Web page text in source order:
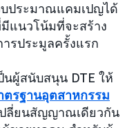
ประมาณแคมเปญได้
แนวโน้มที่จะสร้าง
รประมูลครั้งแรก
นผู้สนับสนุน DTE ให้
ตรฐานอุตสาหกรรม
ปลี่ยนสัญญาณเดียวกัน